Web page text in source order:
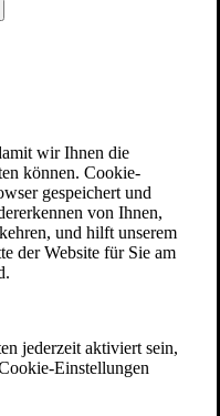
wir Ihnen die
können. Cookie-
gespeichert und
von Ihnen,
und hilft unserem
der Website für Sie am
jederzeit aktiviert sein,
Einstellungen